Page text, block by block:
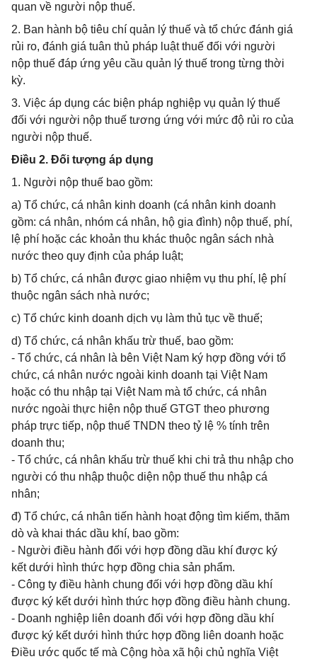
quan về người nộp thuế.
2. Ban hành bộ tiêu chí quản lý thuế và tổ chức đánh giá
rủi ro, đánh giá tuân thủ pháp luật thuế đối với người
nộp thuế đáp ứng yêu cầu quản lý thuế trong từng thời
kỳ.
3. Việc áp dụng các biện pháp nghiệp vụ quản lý thuế
đối với người nộp thuế tương ứng với mức độ rủi ro của
người nộp thuế.
Điều 2. Đối tượng áp dụng
1. Người nộp thuế bao gồm:
a) Tổ chức, cá nhân kinh doanh (cá nhân kinh doanh
gồm: cá nhân, nhóm cá nhân, hộ gia đình) nộp thuế, phí,
lệ phí hoặc các khoản thu khác thuộc ngân sách nhà
nước theo quy định của pháp luật;
b) Tổ chức, cá nhân được giao nhiệm vụ thu phí, lệ phí
thuộc ngân sách nhà nước;
c) Tổ chức kinh doanh dịch vụ làm thủ tục về thuế;
d) Tổ chức, cá nhân khấu trừ thuế, bao gồm:
- Tổ chức, cá nhân là bên Việt Nam ký hợp đồng với tổ
chức, cá nhân nước ngoài kinh doanh tại Việt Nam
hoặc có thu nhập tại Việt Nam mà tổ chức, cá nhân
nước ngoài thực hiện nộp thuế GTGT theo phương
pháp trực tiếp, nộp thuế TNDN theo tỷ lệ % tính trên
doanh thu;
- Tổ chức, cá nhân khấu trừ thuế khi chi trả thu nhập cho
người có thu nhập thuộc diện nộp thuế thu nhập cá
nhân;
đ) Tổ chức, cá nhân tiến hành hoạt động tìm kiếm, thăm
dò và khai thác dầu khí, bao gồm:
- Người điều hành đối với hợp đồng dầu khí được ký
kết dưới hình thức hợp đồng chia sản phẩm.
- Công ty điều hành chung đối với hợp đồng dầu khí
được ký kết dưới hình thức hợp đồng điều hành chung.
- Doanh nghiệp liên doanh đối với hợp đồng dầu khí
được ký kết dưới hình thức hợp đồng liên doanh hoặc
Điều ước quốc tế mà Cộng hòa xã hội chủ nghĩa Việt